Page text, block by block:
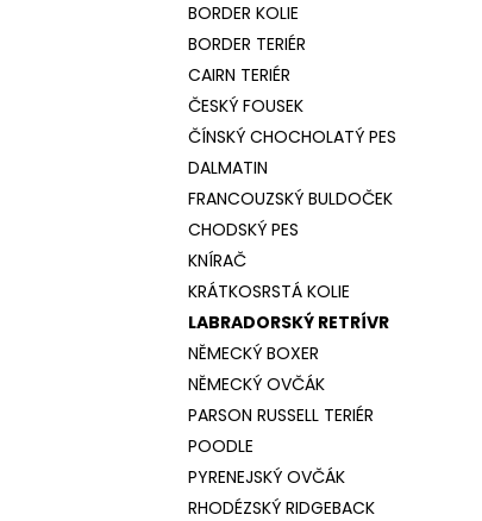
BORDER KOLIE
BORDER TERIÉR
CAIRN TERIÉR
ČESKÝ FOUSEK
ČÍNSKÝ CHOCHOLATÝ PES
DALMATIN
FRANCOUZSKÝ BULDOČEK
CHODSKÝ PES
KNÍRAČ
KRÁTKOSRSTÁ KOLIE
LABRADORSKÝ RETRÍVR
NĚMECKÝ BOXER
NĚMECKÝ OVČÁK
PARSON RUSSELL TERIÉR
POODLE
PYRENEJSKÝ OVČÁK
RHODÉZSKÝ RIDGEBACK